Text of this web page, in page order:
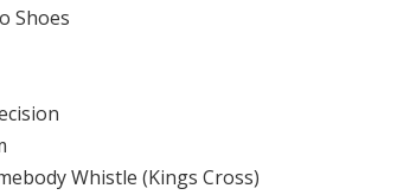
Shoes
Whistle (Kings Cross)